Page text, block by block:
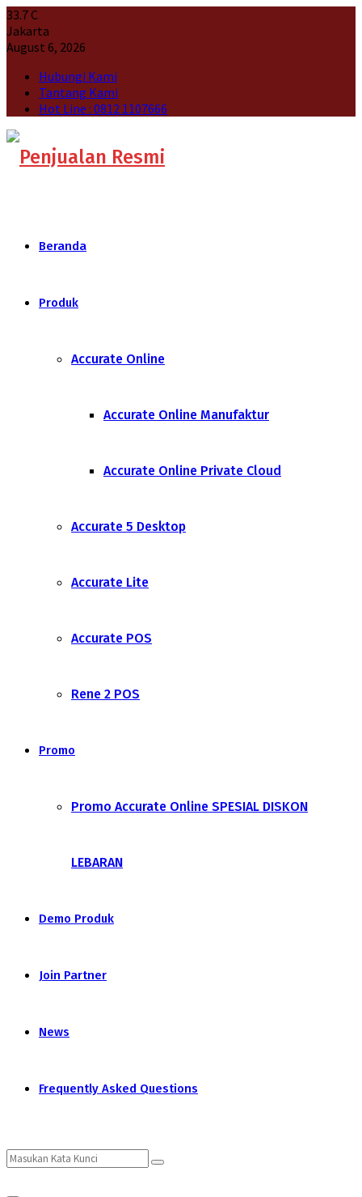
33.7C
Jakarta
August 6, 2026
Hubungi Kami
Tantang Kami
Hot Line : 0812 1107666
Beranda
Produk
Accurate Online
Accurate Online Manufaktur
Accurate Online Private Cloud
Accurate 5 Desktop
Accurate Lite
Accurate POS
Rene 2 POS
Promo
Promo Accurate Online SPESIAL DISKON
LEBARAN
Demo Produk
Join Partner
News
Frequently Asked Questions
Search
Search